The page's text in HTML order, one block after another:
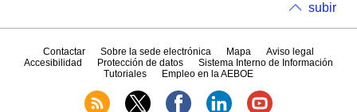
subir
Contactar Sobre la sede electrónica Mapa
Aviso legal
Accesibilidad
Protección de datos
Sistema Interno de Información
Tutoriales
Empleo en la AEBOE